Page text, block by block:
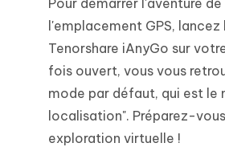
l'emplacement GPS,
Tenorshare iAnyGo sur
fois ouvert, vous vous
mode par défaut, qui est le
localisation". Préparez-
exploration virtuelle !